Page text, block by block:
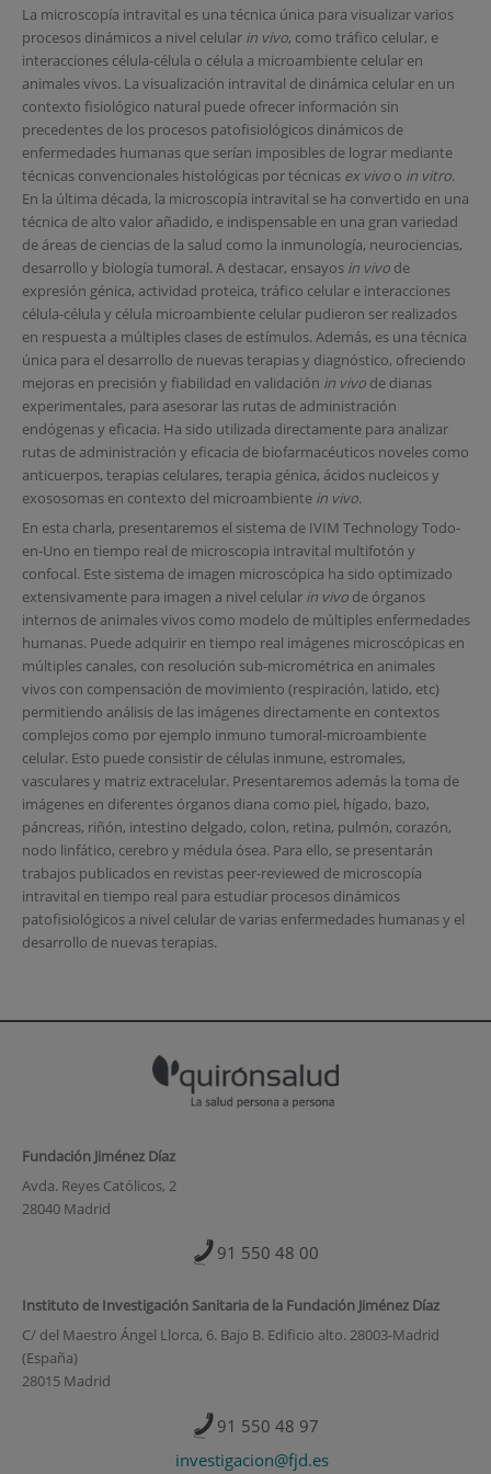
La microscopía intravital es una técnica única para visualizar varios
procesos dinámicos a nivel celular in vivo, como tráfico celular, e
interacciones célula-célula o célula a microambiente celular en
animales vivos. La visualización intravital de dinámica celular en un
contexto fisiológico natural puede ofrecer información sin
precedentes de los procesos patofisiológicos dinámicos de
enfermedades humanas que serían imposibles de lograr mediante
técnicas convencionales histológicas por técnicas ex vivoo in vitro.
En la última década, la microscopía intravital se ha convertido en una
técnica de alto valor añadido, e indispensable en una gran variedad
de áreas de ciencias de la salud como la inmunología, neurociencias,
desarrollo y biología tumoral. A destacar, ensayos in vivode
expresión génica, actividad proteica, tráfico celular e interacciones
célula-célula y célula microambiente celular pudieron ser realizados
en respuesta a múltiples clases de estímulos. Además, es una técnica
única para el desarrollo de nuevas terapias y diagnóstico, ofreciendo
mejoras en precisión y fiabilidad en validación in vivode dianas
experimentales, para asesorar las rutas de administración
endógenas y eficacia. Ha sido utilizada directamente para analizar
rutas de administración y eficacia de biofarmacéuticos noveles como
anticuerpos, terapias celulares, terapia génica, ácidos nucleicos y
exososomas en contexto del microambiente in vivo.
En esta charla, presentaremos el sistema de IVIM Technology Todo-
en-Uno en tiempo real de microscopia intravital multifotón y
confocal. Este sistema de imagen microscópica ha sido optimizado
extensivamente para imagen a nivel celular in vivode órganos
internos de animales vivos como modelo de múltiples enfermedades
humanas. Puede adquirir en tiempo real imágenes microscópicas en
múltiples canales, con resolución sub-micrométrica en animales
vivos con compensación de movimiento (respiración, latido, etc)
permitiendo análisis de las imágenes directamente en contextos
complejos como por ejemplo inmuno tumoral-microambiente
celular. Esto puede consistir de células inmune, estromales,
vasculares y matriz extracelular. Presentaremos además la toma de
imágenes en diferentes órganos diana como piel, hígado, bazo,
páncreas, riñón, intestino delgado, colon, retina, pulmón, corazón,
nodo linfático, cerebro y médula ósea. Para ello, se presentarán
trabajos publicados en revistas peer-reviewed de microscopía
intravital en tiempo real para estudiar procesos dinámicos
patofisiológicos a nivel celular de varias enfermedades humanas y el
desarrollo de nuevas terapias.
Fundación Jiménez Díaz
Avda. Reyes Católicos, 2
28040 Madrid
91 550 48 00
Instituto de Investigación Sanitaria de la Fundación Jiménez Díaz
C/ del Maestro Ángel Llorca, 6. Bajo B. Edificio alto. 28003-Madrid
(España)
28015 Madrid
91 550 48 97
investigacion@fjd.es